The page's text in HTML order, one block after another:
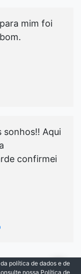
mim foi
sonhos!! Aqui
confirmei
política de dados e de
nossa Política de